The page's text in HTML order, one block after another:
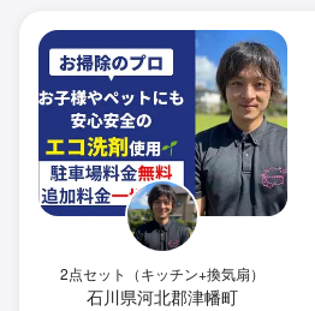
2点セット（キッチン+換気扇）
石川県河北郡津幡町